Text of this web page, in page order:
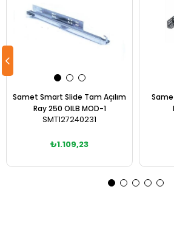
Samet Smart Slide Tam Açılım
Ray 250 OILB MOD-1
SMT127240231
₺1.109,23